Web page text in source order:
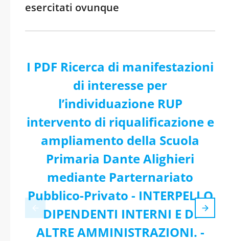
esercitati ovunque
I PDF Ricerca di manifestazioni
di interesse per
l’individuazione RUP
intervento di riqualificazione e
ampliamento della Scuola
Primaria Dante Alighieri
mediante Parternariato
Pubblico-Privato - INTERPELLO
DIPENDENTI INTERNI E DI
ALTRE AMMINISTRAZIONI. -